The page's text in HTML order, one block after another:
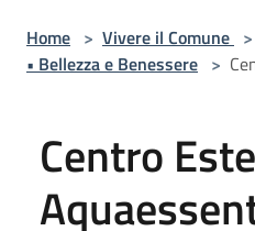
Home > Vivere il Comune >
• Bellezza e Benessere >
Centro